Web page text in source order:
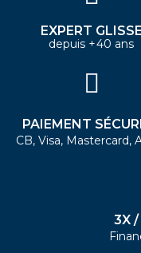
EXPERT GLISSE
depuis +40 ans
PAIEMENT
CB, Visa, Mastercard,
3X /